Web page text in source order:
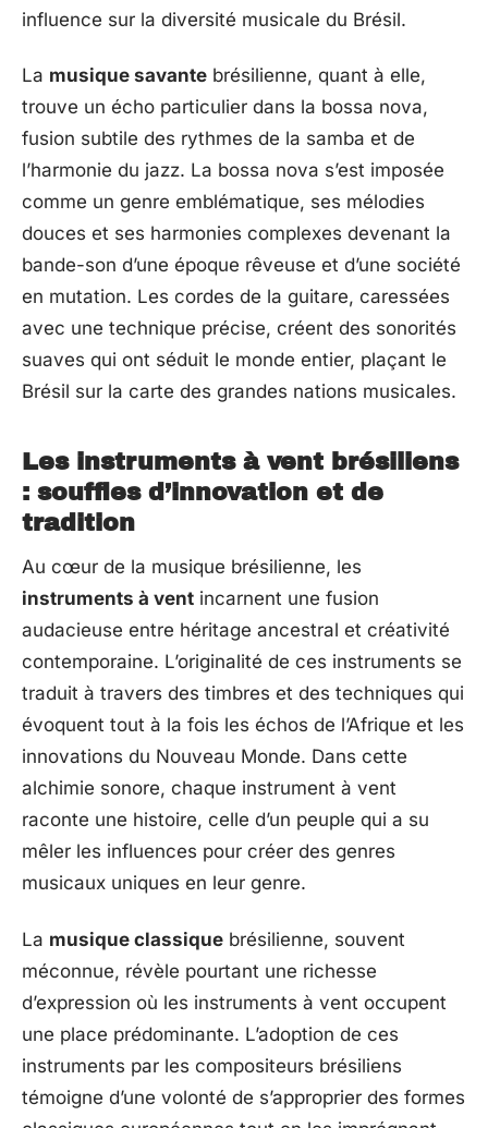
influence sur la diversité musicale du Brésil.
La musique savante brésilienne, quant à elle,
trouve un écho particulier dans la bossa nova,
fusion subtile des rythmes de la samba et de
l’harmonie du jazz. La bossa nova s’est imposée
comme un genre emblématique, ses mélodies
douces et ses harmonies complexes devenant la
bande-son d’une époque rêveuse et d’une société
en mutation. Les cordes de la guitare, caressées
avec une technique précise, créent des sonorités
suaves qui ont séduit le monde entier, plaçant le
Brésil sur la carte des grandes nations musicales.
Les instruments à vent brésiliens
: souffles d’innovation et de
tradition
Au cœur de la musique brésilienne, les
instruments à vent incarnent une fusion
audacieuse entre héritage ancestral et créativité
contemporaine. L’originalité de ces instruments se
traduit à travers des timbres et des techniques qui
évoquent tout à la fois les échos de l’Afrique et les
innovations du Nouveau Monde. Dans cette
alchimie sonore, chaque instrument à vent
raconte une histoire, celle d’un peuple qui a su
mêler les influences pour créer des genres
musicaux uniques en leur genre.
La musique classique brésilienne, souvent
méconnue, révèle pourtant une richesse
d’expression où les instruments à vent occupent
une place prédominante. L’adoption de ces
instruments par les compositeurs brésiliens
témoigne d’une volonté de s’approprier des formes